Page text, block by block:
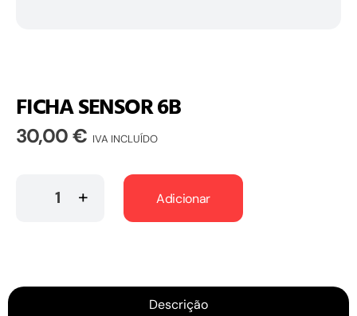
FICHA SENSOR 6B
30,00€ IVA INCLUÍDO
Adicionar
Descrição